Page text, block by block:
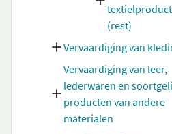
(rest)
Vervaardiging van
Vervaardiging van leer,
lederwaren en
producten van andere
materialen